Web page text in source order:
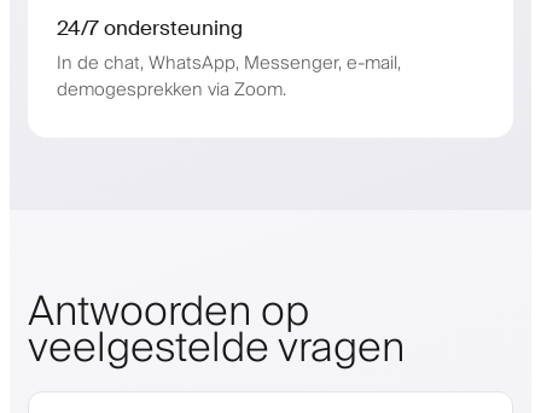
24/7 ondersteuning
In de chat, WhatsApp, Messenger, e-mail,
demogesprekken via Zoom.
Antwoorden op
veelgestelde vragen